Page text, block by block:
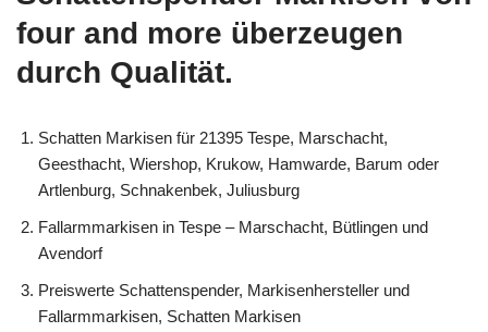
four and more überzeugen
durch Qualität.
Schatten Markisen für 21395 Tespe, Marschacht,
Geesthacht, Wiershop, Krukow, Hamwarde, Barum oder
Artlenburg, Schnakenbek, Juliusburg
Fallarmmarkisen in Tespe – Marschacht, Bütlingen und
Avendorf
Preiswerte Schattenspender, Markisenhersteller und
Fallarmmarkisen, Schatten Markisen